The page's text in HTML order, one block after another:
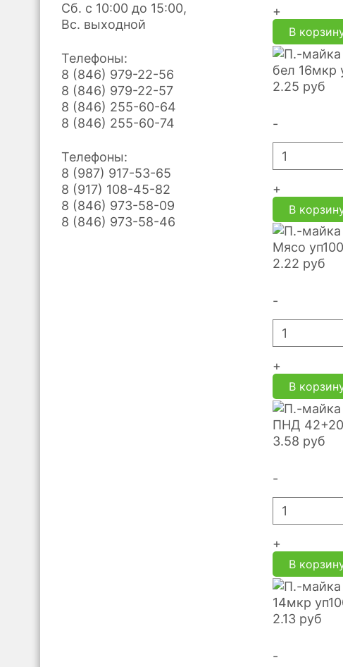
Сб. с 10:00 до 15:00,
Вс. выходной
Телефоны:
8 (846) 979-22-56
8 (846) 979-22-57
8 (846) 255-60-64
8 (846) 255-60-74
Телефоны:
8 (987) 917-53-65
8 (917) 108-45-82
8 (846) 973-58-09
8 (846) 973-58-46
+
В
бел 16мкр
2.25 руб
-
+
В
Мясо
2.22 руб
-
+
В
ПНД
3.58 руб
-
+
В
14мкр
2.13 руб
-